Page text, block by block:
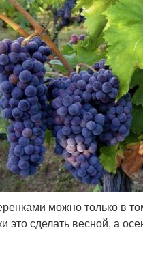
можно только в
это сделать весной, а